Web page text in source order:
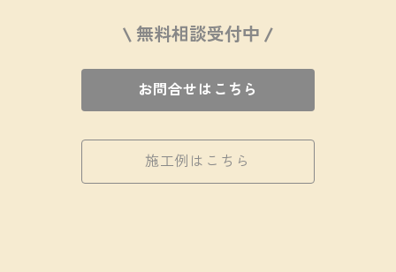
\ 無料相談受付中 /
お問合せはこちら
施工例はこちら